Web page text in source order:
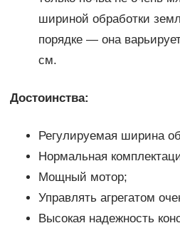
шириной обработки
порядке — она
см.
Достоинства:
Регулируемая ширина
Нормальная
Мощный мотор;
Управлять агрегатом
Высокая надежность